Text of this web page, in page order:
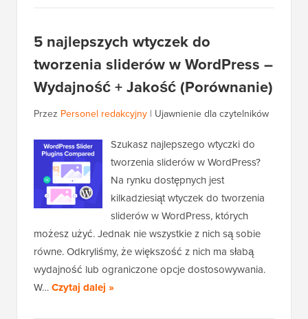
5 najlepszych wtyczek do
tworzenia sliderów w WordPress –
Wydajność + Jakość (Porównanie)
Przez Personel redakcyjny | Ujawnienie dla czytelników
Szukasz najlepszego wtyczki do
tworzenia sliderów w WordPress?
Na rynku dostępnych jest
kilkadziesiąt wtyczek do tworzenia
sliderów w WordPress, których
możesz użyć. Jednak nie wszystkie z nich są sobie
równe. Odkryliśmy, że większość z nich ma słabą
wydajność lub ograniczone opcje dostosowywania.
W…Czytaj dalej »